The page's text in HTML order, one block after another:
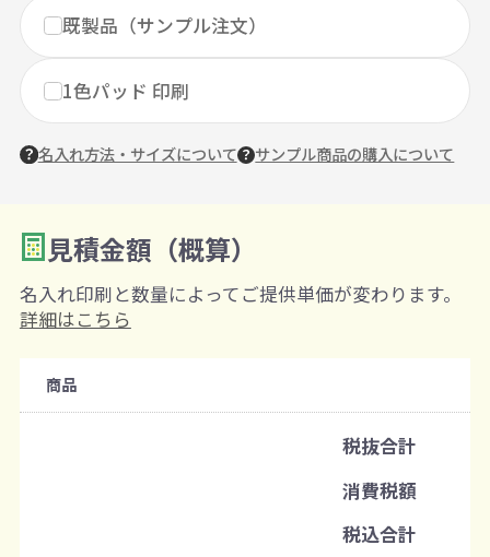
既製品（サンプル注文）
1色パッド 印刷
名入れ方法・サイズについて サンプル商品の購入について
2 数量を入力
購入条件
既製品：24個から
名入れあり：120個から
※既製品サンプルは各色3個まで
見積金額（概算）
名入れ印刷と数量によってご提供単価が変わります。
詳細はこちら
商品
税抜合計
消費税額
税込合計